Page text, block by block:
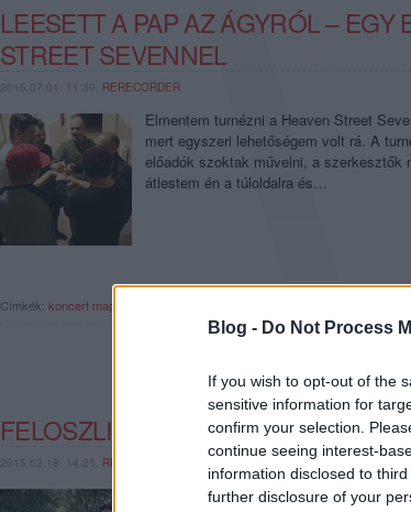
Blog - Do Not Process
If you wish to opt-out of the
sensitive information for
confirm your selection.
continue seeing interest-
information disclosed to
further disclosure of your
LEESETT A PAP AZ ÁGYRÓL – EGY
STREET SEVENNEL
2015.07.01. 11:30, RERECORDER
Elmentem turnézni a Heaven Street
mert egyszeri lehetőségem volt rá. A
előadók szoktak művelni, a szerkesztők
átlestem én a túloldalra és…
Címkék: koncert magazin
FELOSZLIK A HEAVEN STREET
2015.02.18. 14:25, RERECORDER
Augusztus 1-én a Budapest Parkban